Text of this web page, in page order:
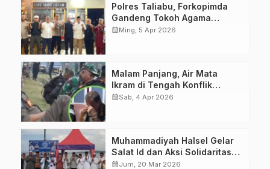
Polres Taliabu, Forkopimda
Gandeng Tokoh Agama
Deklarasikan Damai
calendar_monthMing, 5 Apr 2026
Malam Panjang, Air Mata
Ikram di Tengah Konflik
Halteng
calendar_monthSab, 4 Apr 2026
Muhammadiyah Halsel Gelar
Salat Id dan Aksi Solidaritas
Palestina
calendar_monthJum, 20 Mar 2026